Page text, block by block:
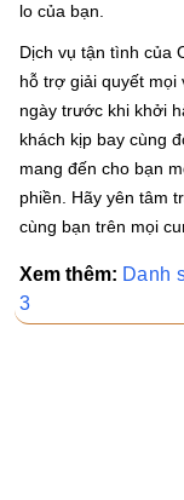
lo của bạn.
Dịch vụ tận tình của
hỗ trợ giải quyết mọi
ngày trước khi khởi
khách kịp bay cùng
mang đến cho bạn
phiền. Hãy yên tâm
cùng bạn trên mọi
Xem thêm: Danh
3